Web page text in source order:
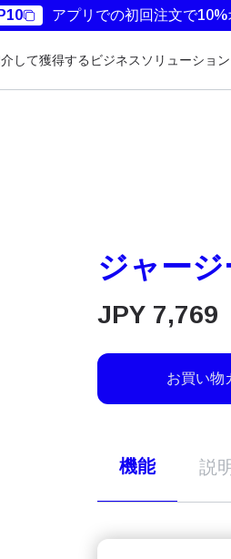
アプリでの初回注文で10%
して獲得する ビジネスソリューション
ジャー
JPY 7,769
お買い物
機能 説